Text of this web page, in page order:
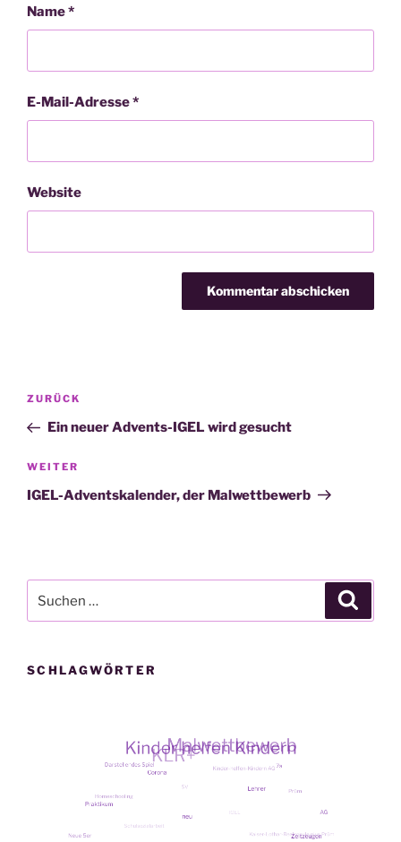
Name*
E-Mail-Adresse*
Website
Beitragsnavigation
Vorheriger
Beitrag
ZURÜCK
Ein neuer Advents-IGEL wird gesucht
Nächster
Beitrag
WEITER
IGEL-Adventskalender, der Malwettbewerb
nach:
SCHLAGWÖRTER